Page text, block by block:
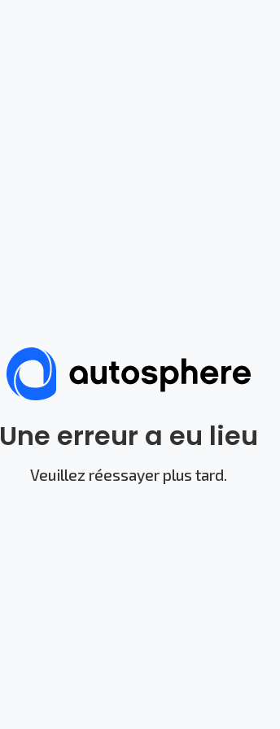
Une erreur a eu lieu
Veuillez réessayer plus tard.